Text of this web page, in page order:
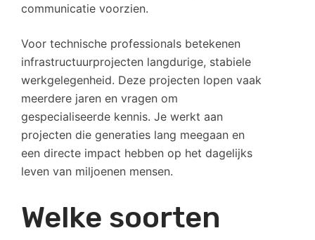
communicatie voorzien.
Voor technische professionals betekenen
infrastructuurprojecten langdurige, stabiele
werkgelegenheid. Deze projecten lopen vaak
meerdere jaren en vragen om
gespecialiseerde kennis. Je werkt aan
projecten die generaties lang meegaan en
een directe impact hebben op het dagelijks
leven van miljoenen mensen.
Welke soorten